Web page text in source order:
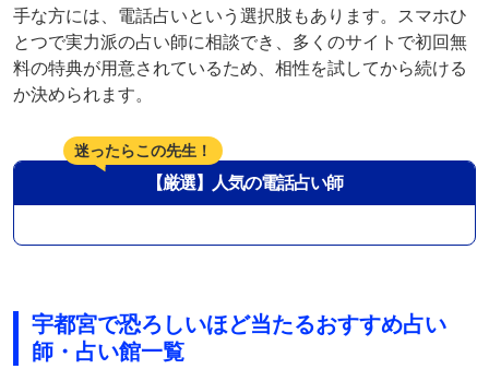
手な方には、電話占いという選択肢もあります。スマホひ
とつで実力派の占い師に相談でき、多くのサイトで初回無
料の特典が用意されているため、相性を試してから続ける
か決められます。
迷ったらこの先生！
【厳選】人気の電話占い師
宇都宮で恐ろしいほど当たるおすすめ占い
師・占い館一覧